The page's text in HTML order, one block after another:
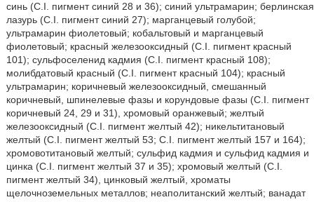
синь (C.I. пигмент синий 28 и 36); синий ультрамарин; берлинская
лазурь (C.I. пигмент синий 27); марганцевый голубой;
ультрамарин фиолетовый; кобальтовый и марганцевый
фиолетовый; красный железооксидный (C.I. пигмент красный
101); сульфоселенид кадмия (C.I. пигмент красный 108);
молибдатовый красный (C.I. пигмент красный 104); красный
ультрамарин; коричневый железооксидный, смешанный
коричневый, шпинелевые фазы и корундовые фазы (C.I. пигмент
коричневый 24, 29 и 31), хромовый оранжевый; желтый
железооксидный (C.I. пигмент желтый 42); никельтитановый
желтый (C.I. пигмент желтый 53; C.I. пигмент желтый 157 и 164);
хромовотитановый желтый; сульфид кадмия и сульфид кадмия и
цинка (C.I. пигмент желтый 37 и 35); хромовый желтый (C.I.
пигмент желтый 34), цинковый желтый, хроматы
щелочноземельных металлов; неаполитанский желтый; ванадат